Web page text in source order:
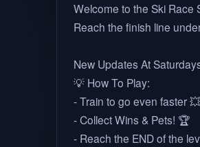
Welcome to the Ski Race
Reach the finish line
New Updates At
💡 How To Play:
- Train to go even faster 💥
- Collect Wins & Pets! 🏆
- Reach the END of the